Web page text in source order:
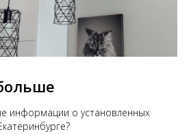
информации о установленных